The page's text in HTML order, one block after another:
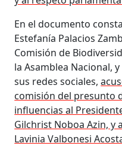
En el documento
Estefanía Palacios
Comisión de
la Asamblea Nacional,
sus redes sociales,
comisión del presunto
influencias al
Gilchrist Noboa Azin, y
Lavinia Valbonesi